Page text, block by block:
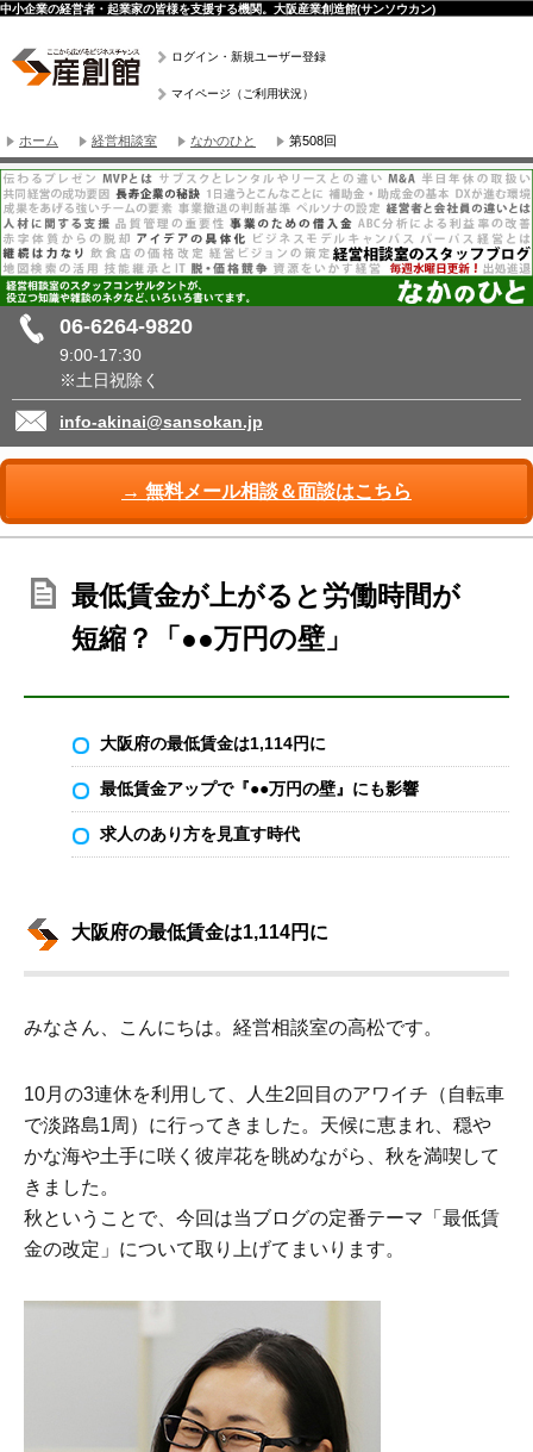
中小企業の経営者・起業家の皆様を支援する機関。大阪産業創造館(サンソウカン)
ログイン・新規ユーザー登録
マイページ（ご利用状況）
ホーム 経営相談室 なかのひと 第508回
06-6264-9820
9:00-17:30
※土日祝除く
info-akinai@sansokan.jp
→ 無料メール相談＆面談はこちら
最低賃金が上がると労働時間が
短縮？「●●万円の壁」
大阪府の最低賃金は1,114円に
最低賃金アップで『●●万円の壁』にも影響
求人のあり方を見直す時代
大阪府の最低賃金は1,114円に
みなさん、こんにちは。経営相談室の高松です。
10月の3連休を利用して、人生2回目のアワイチ（自転車
で淡路島1周）に行ってきました。天候に恵まれ、穏や
かな海や土手に咲く彼岸花を眺めながら、秋を満喫して
きました。
秋ということで、今回は当ブログの定番テーマ「最低賃
金の改定」について取り上げてまいります。